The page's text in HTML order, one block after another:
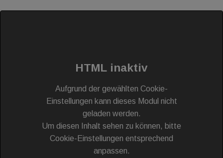
HTML inaktiv
Aufgrund der gewählten Cookie-
Einstellungen kann dieses Modul nicht
geladen werden.
Um diesen Inhalt sehen zu können, bitte
Cookie-Einstellungen entsprechend
anpassen.